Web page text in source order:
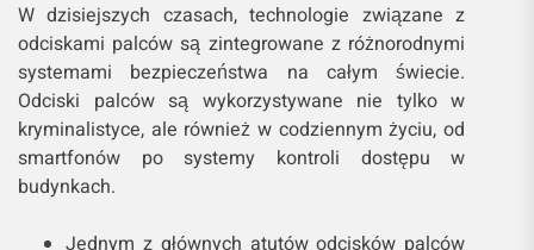
W dzisiejszych czasach, technologie związane z
odciskami palców są zintegrowane z różnorodnymi
systemami bezpieczeństwa na całym świecie.
Odciski palców są wykorzystywane nie tylko w
kryminalistyce, ale również w codziennym życiu, od
smartfonów po systemy kontroli dostępu w
budynkach.
Jednym z głównych atutów odcisków palców